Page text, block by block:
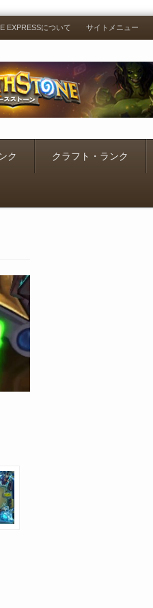
EXPRESSについて サイトメニュー
ク クラフト・ランク